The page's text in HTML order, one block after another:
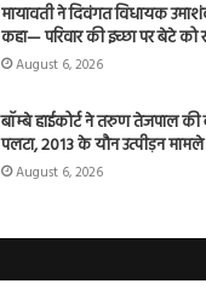
मायावती ने दिवंगत विधायक
कहा— परिवार की इच्छा पर बेटे
August 6, 2026
बॉम्बे हाईकोर्ट ने तरुण तेजपाल
पलटा, 2013 के यौन उत्पीड़न मामले
August 6, 2026